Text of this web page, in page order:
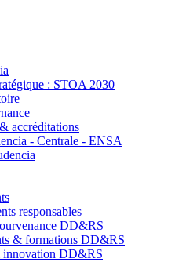
: STOA 2030
accréditations
- Centrale - ENSA
responsables
DD&RS
& formations DD&RS
innovation DD&RS